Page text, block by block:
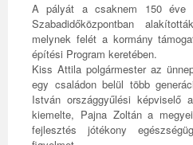
A pályát a csaknem 150 éve
Szabadidőközpontban
melynek felét a kormány
építési Program keretében.
Kiss Attila polgármester az
egy családon belül több
István országgyűlési képviselő
kiemelte, Pajna Zoltán a
fejlesztés jótékony